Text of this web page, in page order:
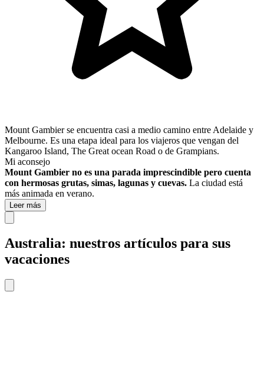
Mount Gambier se encuentra casi a medio camino entre Adelaide y
Melbourne. Es una etapa ideal para los viajeros que vengan del
Kangaroo Island, The Great ocean Road o de Grampians.
Mi aconsejo
Mount Gambier no es una parada imprescindible pero cuenta
con hermosas grutas, simas, lagunas y cuevas. La ciudad está
más animada en verano.
Leer más
Australia: nuestros artículos para sus
vacaciones